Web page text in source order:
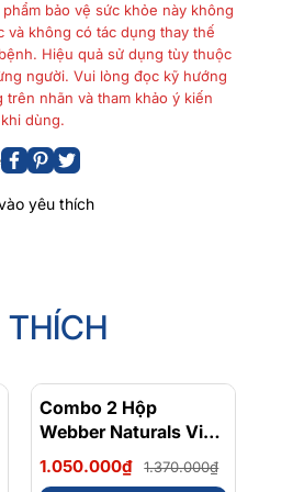
bảo vệ sức khỏe này không
và không có tác dụng thay thế
Hiệu quả sử dụng tùy thuộc
người. Vui lòng đọc kỹ hướng
trên nhãn và tham khảo ý kiến
dùng.
yêu thích
Combo 2 Hộp
Webber Naturals Viên
Uống Magie Dễ Dàng
Hấp Làm Dịu Nhẹ Cho
1.050.000₫ 1.370.000₫